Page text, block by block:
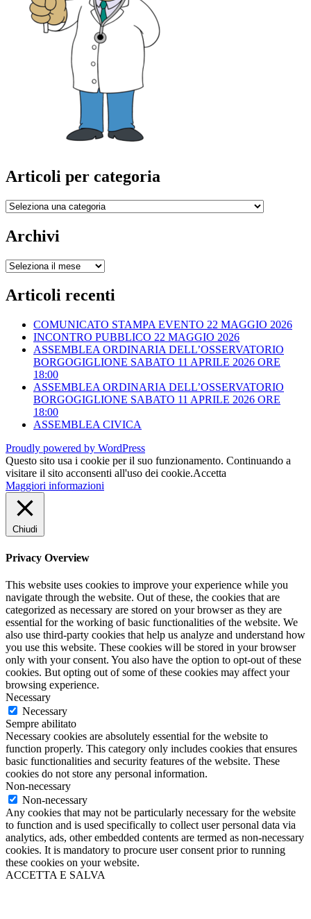
Articoli per categoria
Articoli
categoria
Archivi
Archivi
Articoli recenti
COMUNICATO STAMPA EVENTO 22 MAGGIO 2026
INCONTRO PUBBLICO 22 MAGGIO 2026
ASSEMBLEA ORDINARIA DELL’OSSERVATORIO
BORGOGIGLIONE SABATO 11 APRILE 2026 ORE
18:00
ASSEMBLEA ORDINARIA DELL’OSSERVATORIO
BORGOGIGLIONE SABATO 11 APRILE 2026 ORE
18:00
ASSEMBLEA CIVICA
Proudly powered by WordPress
Questo sito usa i cookie per il suo funzionamento. Continuando a
visitare il sito acconsenti all'uso dei cookie.Accetta
Maggiori informazioni
Chiudi
Privacy Overview
This website uses cookies to improve your experience while you
navigate through the website. Out of these, the cookies that are
categorized as necessary are stored on your browser as they are
essential for the working of basic functionalities of the website. We
also use third-party cookies that help us analyze and understand how
you use this website. These cookies will be stored in your browser
only with your consent. You also have the option to opt-out of these
cookies. But opting out of some of these cookies may affect your
browsing experience.
Necessary
Necessary
Sempre abilitato
Necessary cookies are absolutely essential for the website to
function properly. This category only includes cookies that ensures
basic functionalities and security features of the website. These
cookies do not store any personal information.
Non-necessary
Non-necessary
Any cookies that may not be particularly necessary for the website
to function and is used specifically to collect user personal data via
analytics, ads, other embedded contents are termed as non-necessary
cookies. It is mandatory to procure user consent prior to running
these cookies on your website.
ACCETTA E SALVA